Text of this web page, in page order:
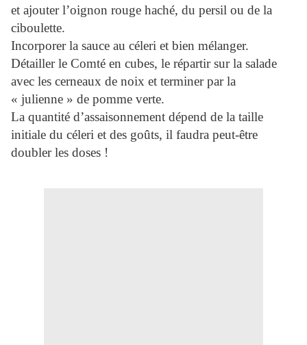
et ajouter l’oignon rouge haché, du persil ou de la
ciboulette.
Incorporer la sauce au céleri et bien mélanger.
Détailler le Comté en cubes, le répartir sur la salade
avec les cerneaux de noix et terminer par la
« julienne » de pomme verte.
La quantité d’assaisonnement dépend de la taille
initiale du céleri et des goûts, il faudra peut-être
doubler les doses !